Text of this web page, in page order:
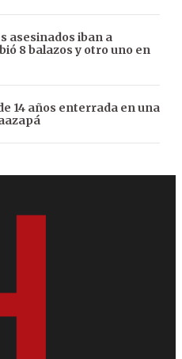
asesinados iban a
8 balazos y otro uno en
14 años enterrada en una